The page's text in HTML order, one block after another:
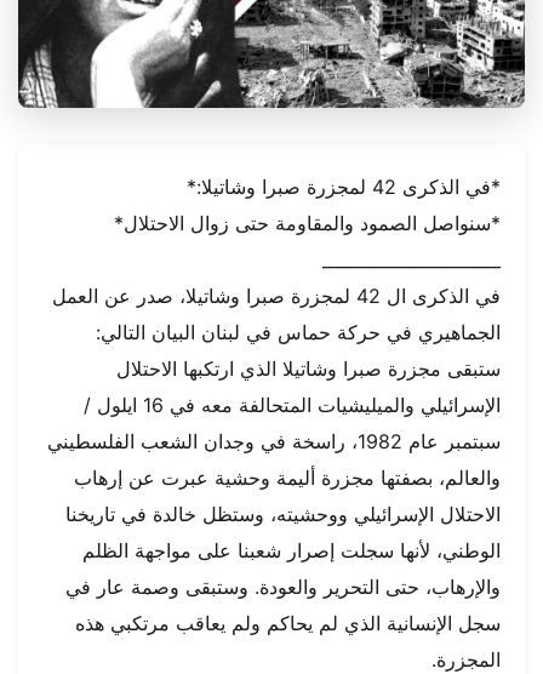
*في الذكرى 42 لمجزرة صبرا وشاتيلا:*
*سنواصل الصمود والمقاومة حتى زوال الاحتلال*
في الذكرى ال 42 لمجزرة صبرا وشاتيلا، صدر عن العمل
الجماهيري في حركة حماس في لبنان البيان التالي:
ستبقى مجزرة صبرا وشاتيلا الذي ارتكبها الاحتلال
الإسرائيلي والميليشيات المتحالفة معه في 16 ايلول /
سبتمبر عام 1982، راسخة في وجدان الشعب الفلسطيني
والعالم، بصفتها مجزرة أليمة وحشية عبرت عن إرهاب
الاحتلال الإسرائيلي ووحشيته، وستظل خالدة في تاريخنا
الوطني، لأنها سجلت إصرار شعبنا على مواجهة الظلم
والإرهاب، حتى التحرير والعودة. وستبقى وصمة عار في
سجل الإنسانية الذي لم يحاكم ولم يعاقب مرتكبي هذه
المجزرة.